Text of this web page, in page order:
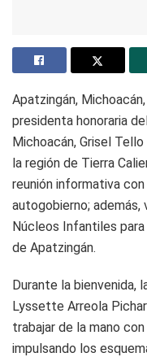
Apatzingán,
presidenta honoraria
Michoacán, Grisel
la región de Tierra
reunión informativa
autogobierno;
Núcleos Infantiles
de Apatzingán.
Durante la bienvenida,
Lyssette Arreola
trabajar de la mano
impulsando los